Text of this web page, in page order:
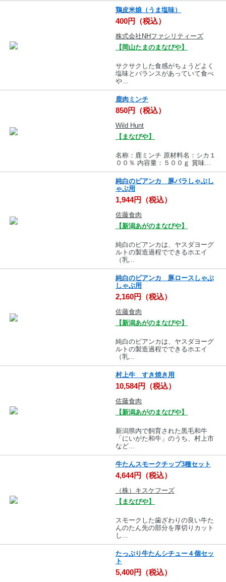
鶏皮米娘（うま塩味）
400円（税込）
株式会社NHファシリティーズ
【岡山たまのまなびや】
サクサクした食感がちょうどよく
塩味とバランスがあっていて食べ
や...
鹿肉ミンチ
850円（税込）
Wild Hunt
【まなびや】
名称：鹿ミンチ 原材料名：シカ１
００％ 内容量：５００ｇ 賞味...
純白のビアンカ 豚バラしゃぶし
ゃぶ用
1,944円（税込）
佐藤食肉
【新潟あがのまなびや】
純白のビアンカは、ヤスダヨーグ
ルトの製造過程でできるホエイ
（乳...
純白のビアンカ 豚ロースしゃぶ
しゃぶ用
2,160円（税込）
佐藤食肉
【新潟あがのまなびや】
純白のビアンカは、ヤスダヨーグ
ルトの製造過程でできるホエイ
（乳...
村上牛 すき焼き用
10,584円（税込）
佐藤食肉
【新潟あがのまなびや】
新潟県内で飼育された黒毛和牛
「にいがた和牛」のうち、村上市
など...
牛たんスモークチップ3種セット
4,644円（税込）
（株）キスケフーズ
【まなびや】
スモークした歯ざわりの良い牛た
んのたん先の部分を厚切りカット
し...
たっぷり牛たんシチュー４個セッ
ト
5,400円（税込）